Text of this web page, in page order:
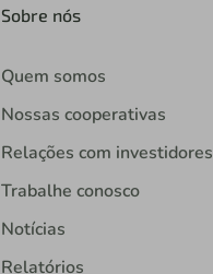
Sobre nós
Quem somos
Nossas cooperativas
Relações com investidores
Trabalhe conosco
Notícias
Relatórios